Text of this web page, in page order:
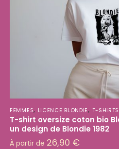
FEMMES, LICENCE BLONDIE, T-SHIRTS
T-shirt oversize coton bio
un design de Blondie 1982
À partir de 26,90 €